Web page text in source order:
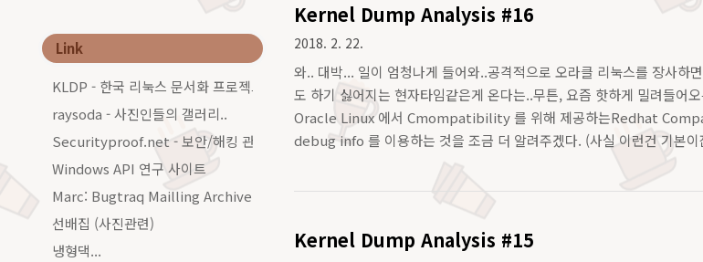
Link
KLDP - 한국 리눅스 문서화 프로젝트그룹
raysoda - 사진인들의 갤러리..
Securityproof.net - 보안/해킹 관련 커…
Windows API 연구 사이트
Marc: Bugtraq Mailling Archive…
선배집 (사진관련)
냉형댁...
Kernel Dump Analysis #16
2018. 2. 22.
와.. 대박... 일이 엄청나게 들어와..공격적으로 오라클 리눅스를 장사하
도 하기 싫어지는 현자타임같은게 온다는..무튼, 요즘 핫하게 밀려들어
Oracle Linux 에서 Cmompatibility 를 위해 제공하는Redhat
debug info 를 이용하는 것을 조금 더 알려주겠다. (사실 이런건 기
Kernel Dump Analysis #15